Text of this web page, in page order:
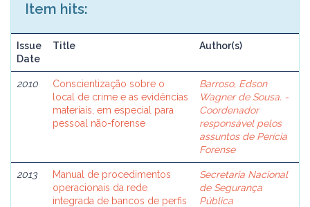
Item hits:
Issue
Date
Title Author(s)
2010
Conscientização sobre o
local de crime e as evidências
materiais, em especial para
pessoal não-forense
Barroso, Edson
Wagner de Sousa. -
Coordenador
responsável pelos
assuntos de Perícia
Forense
2013
Manual de procedimentos
operacionais da rede
integrada de bancos de perfis
Secretaria Nacional
de Segurança
Pública